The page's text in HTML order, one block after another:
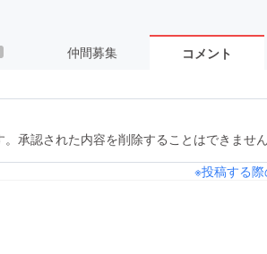
仲間募集 コメント
承認された内容を削除することはできません
※投稿する